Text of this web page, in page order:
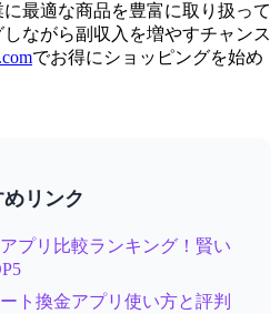
最適な商品を豊富に取り扱って
ながら副収入を増やすチャンス
でお得にショッピングを始め
リンク
プリ比較ランキング！賢い
ト換金アプリ使い方と評判